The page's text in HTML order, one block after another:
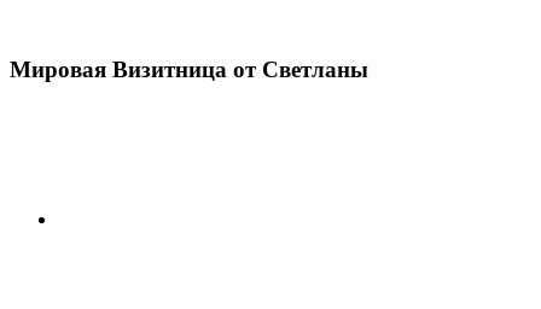
Мировая Визитница от Светланы